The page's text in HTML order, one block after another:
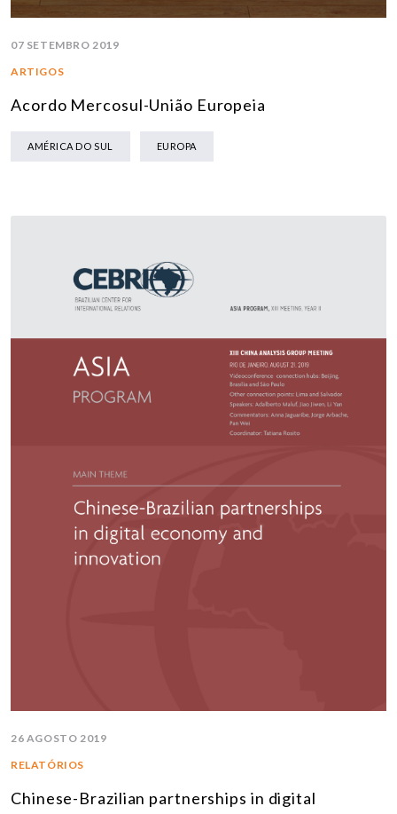
07 SETEMBRO 2019
ARTIGOS
Acordo Mercosul-União Europeia
AMÉRICA DO SUL EUROPA
26 AGOSTO 2019
RELATÓRIOS
Chinese-Brazilian partnerships in digital